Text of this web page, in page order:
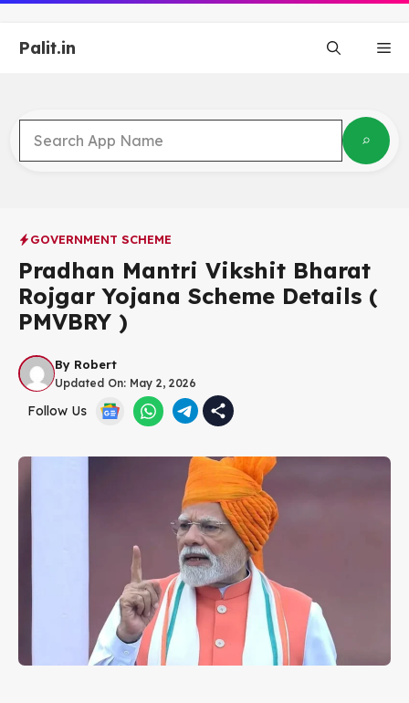
Skip
content
Palit.in
GOVERNMENT SCHEME
Pradhan Mantri Vikshit Bharat
Rojgar Yojana Scheme Details (
PMVBRY )
By Robert
Updated On: May 2, 2026
Follow Us